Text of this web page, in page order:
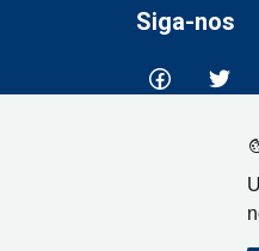
Siga-nos